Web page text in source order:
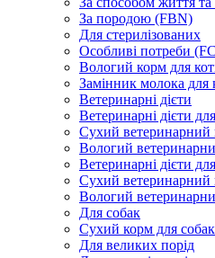
За породою (FBN)
Для стерилізованих
Особливі потреби
Вологий корм для
Замінник молока для
Ветеринарні дієти
Ветеринарні дієти
Сухий ветеринарний
Вологий
Ветеринарні дієти
Сухий ветеринарний
Вологий
Для собак
Сухий корм для собак
Для великих порід